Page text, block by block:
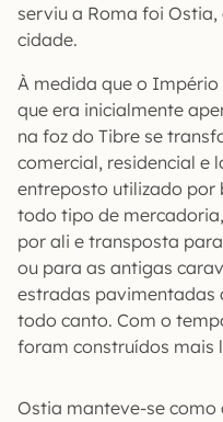
serviu a Roma foi
cidade.
À medida que o
que era inicialmente
na foz do Tibre se
comercial, residencial e
entreposto utilizado por
todo tipo de
por ali e transposta
ou para as antigas
estradas pavimentadas
todo canto. Com o
foram construídos mais
Ostia manteve-se